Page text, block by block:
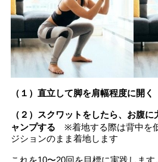
（１）直立して脚を肩幅程度に開く
（２）スクワットをしたら、お腹
ャンプする ※着地する際は背中を
ジションのまま着地します
これを10〜20回を目標に実践します